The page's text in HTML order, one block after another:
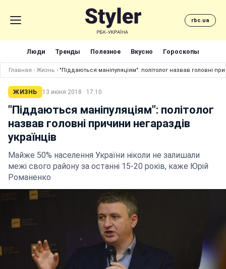
rbc.ua
Люди Тренды Полезное Вкусно Гороскопы
Главная › Жизнь › "Піддаються маніпуляціям": політолог назвав головні
ЖИЗНЬ 13 июня 2018 · 17:10
"Піддаються маніпуляціям": політолог
назвав головні причини негараздів
українців
Майже 50% населення України ніколи не залишали
межі свого району за останні 15-20 років, каже Юрій
Романенко